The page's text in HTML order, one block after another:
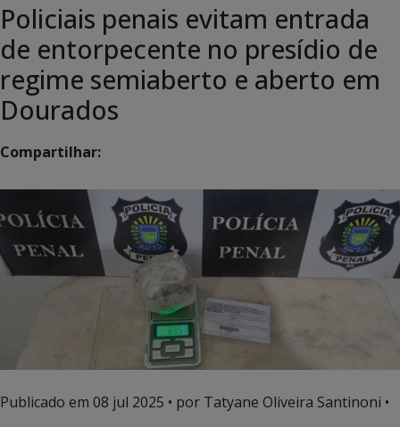
Policiais penais evitam entrada
de entorpecente no presídio de
regime semiaberto e aberto em
Dourados
Compartilhar:
Publicado em 08 jul 2025 • por Tatyane Oliveira Santinoni •